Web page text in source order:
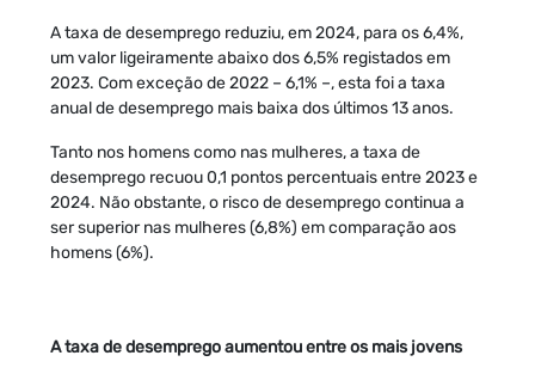
A taxa de desemprego reduziu, em 2024, para os 6,4%,
um valor ligeiramente abaixo dos 6,5% registados em
2023. Com exceção de 2022 – 6,1% –, esta foi a taxa
anual de desemprego mais baixa dos últimos 13 anos.
Tanto nos homens como nas mulheres, a taxa de
desemprego recuou 0,1 pontos percentuais entre 2023 e
2024. Não obstante, o risco de desemprego continua a
ser superior nas mulheres (6,8%) em comparação aos
homens (6%).
A taxa de desemprego aumentou entre os mais jovens